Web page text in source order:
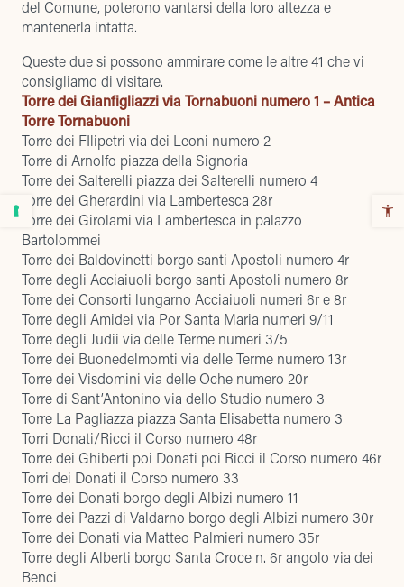
del Comune, poterono vantarsi della loro altezza e
mantenerla intatta.
Queste due si possono ammirare come le altre 41 che vi
consigliamo di visitare.
Torre dei Gianfigliazzi via Tornabuoni numero 1 –Antica
Torre Tornabuoni
Torre dei FIlipetri via dei Leoni numero 2
Torre di Arnolfo piazza della Signoria
Torre dei Salterelli piazza dei Salterelli numero 4
Torre dei Gherardini via Lambertesca 28r
Torre dei Girolami via Lambertesca in palazzo
Bartolommei
Torre dei Baldovinetti borgo santi Apostoli numero 4r
Torre degli Acciaiuoli borgo santi Apostoli numero 8r
Torre dei Consorti lungarno Acciaiuoli numeri 6r e 8r
Torre degli Amidei via Por Santa Maria numeri 9/11
Torre degli Judii via delle Terme numeri 3/5
Torre dei Buonedelmomti via delle Terme numero 13r
Torre dei Visdomini via delle Oche numero 20r
Torre di Sant’Antonino via dello Studio numero 3
Torre La Pagliazza piazza Santa Elisabetta numero 3
Torri Donati/Ricci il Corso numero 48r
Torre dei Ghiberti poi Donati poi Ricci il Corso numero 46r
Torri dei Donati il Corso numero 33
Torre dei Donati borgo degli Albizi numero 11
Torre dei Pazzi di Valdarno borgo degli Albizi numero 30r
Torre dei Donati via Matteo Palmieri numero 35r
Torre degli Alberti borgo Santa Croce n. 6r angolo via dei
Benci